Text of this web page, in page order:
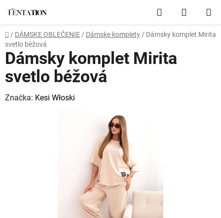
obsah
Hľadať
KOŠÍK
Domov
/ DÁMSKE OBLEČENIE / Dámske komplety / Dámsky komplet Mirita
svetlo béžová
Dámsky komplet Mirita
svetlo béžová
Značka: Kesi Włoski